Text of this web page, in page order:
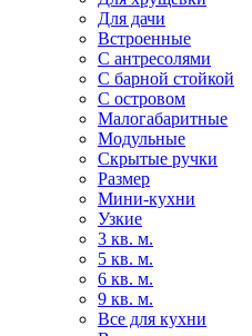
Для дачи
Встроенные
С антресолями
С барной стойкой
С островом
Малогабаритные
Модульные
Скрытые ручки
Размер
Мини-кухни
Узкие
3 кв. м.
5 кв. м.
6 кв. м.
9 кв. м.
Все для кухни